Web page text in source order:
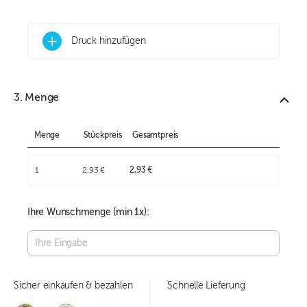
+ Druck hinzufügen
3. Menge
Menge Stückpreis Gesamtpreis
1 2,93 € 2,93 €
Ihre Wunschmenge (min1x):
Sicher einkaufen & bezahlen Schnelle Lieferung